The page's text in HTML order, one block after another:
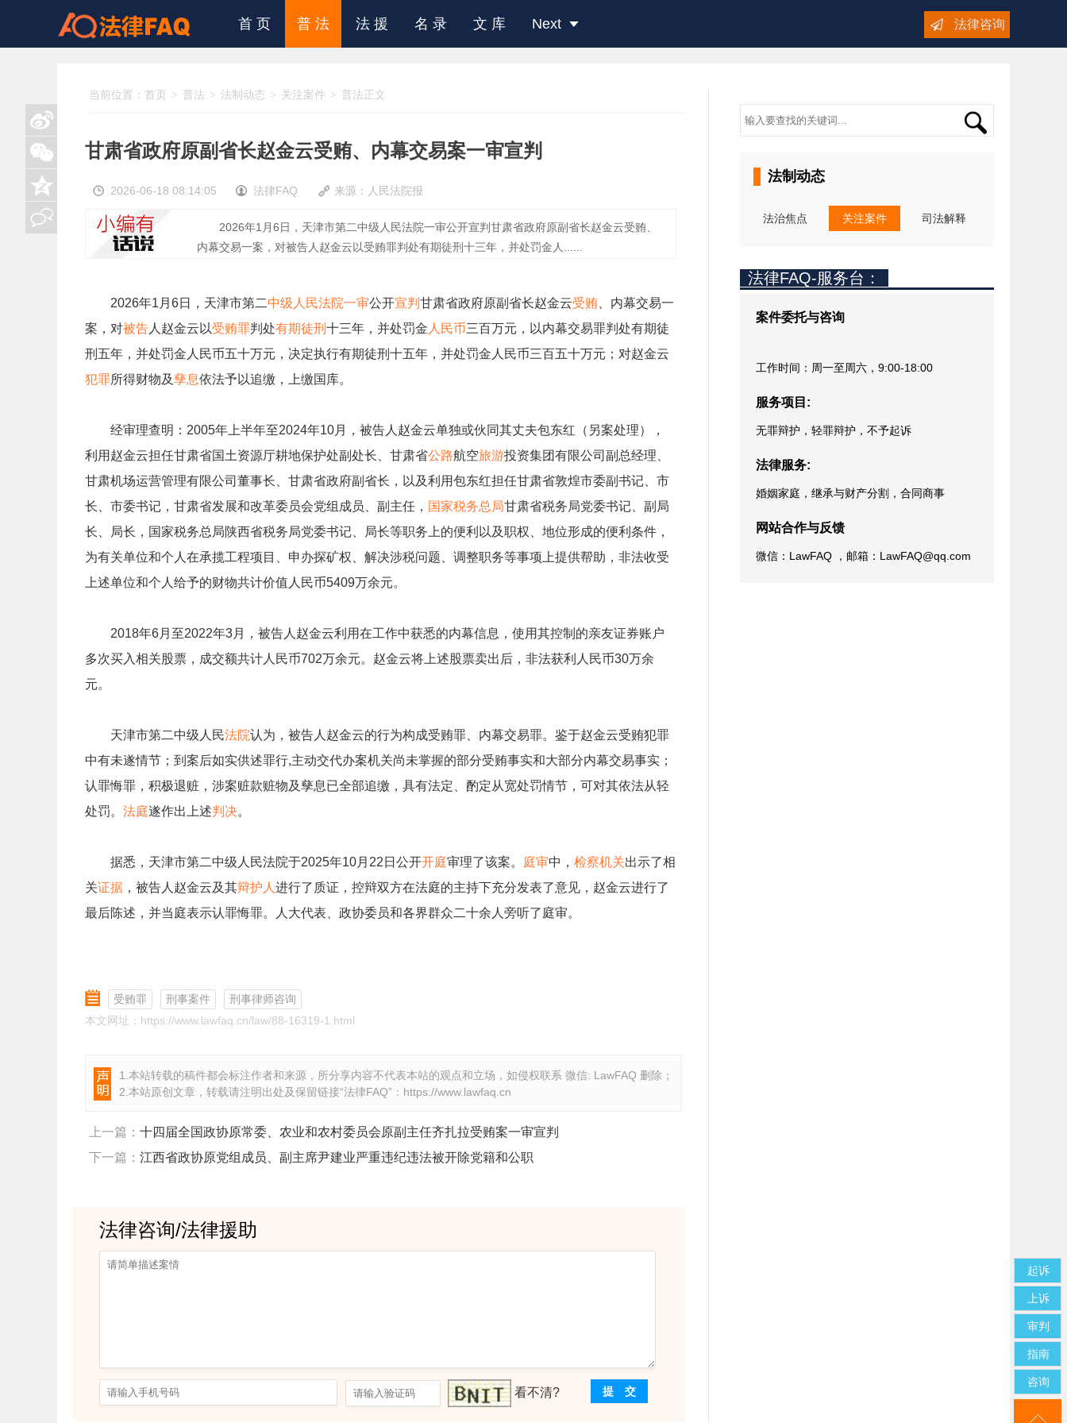
首 页 普 法 法 援 名 录 文 库 Next 法律咨询
当前位置： 首页 普法 法制动态 关注案件 普法正文
甘肃省政府原副省长赵金云受贿、内幕交易案一审宣判
2026-06-18 08:14:05 法律FAQ 来源：人民法院报
2026年1月6日，天津市第二中级人民法院一审公开宣判甘肃省政府原副省长赵金云受贿、
内幕交易一案，对被告人赵金云以受贿罪判处有期徒刑十三年，并处罚金人......
2026年1月6日，天津市第二中级人民法院一审公开宣判 甘肃省政府原副省长赵金云受贿 、内幕交易一
案，对被告 人赵金云以受贿罪判处有期徒刑 十三年，并处罚金 人民币三百万元，以内幕交易罪判处有期徒
刑五年，并处罚金人民币五十万元，决定执行有期徒刑十五年，并处罚金人民币三百五十万元；对赵金云
犯罪所得财物及孳息依法予以追缴，上缴国库。
经审理查明：2005年上半年至2024年10月，被告人赵金云单独或伙同其丈夫包东红（另案处理），
利用赵金云担任甘肃省国土资源厅耕地保护处副处长、甘肃省公路航空旅游投资集团有限公司副总经理、
甘肃机场运营管理有限公司董事长、甘肃省政府副省长，以及利用包东红担任甘肃省敦煌市委副书记、市
长、市委书记，甘肃省发展和改革委员会党组成员、副主任， 国家税务总局甘肃省税务局党委书记、副局
长、局长，国家税务总局陕西省税务局党委书记、局长等职务上的便利以及职权、地位形成的便利条件，
为有关单位和个人在承揽工程项目、申办探矿权、解决涉税问题、调整职务等事项上提供帮助，非法收受
上述单位和个人给予的财物共计价值人民币5409万余元。
2018年6月至2022年3月，被告人赵金云利用在工作中获悉的内幕信息，使用其控制的亲友证券账户
多次买入相关股票，成交额共计人民币702万余元。赵金云将上述股票卖出后，非法获利人民币30万余
元。
天津市第二中级人民法院认为，被告人赵金云的行为构成受贿罪、内幕交易罪。鉴于赵金云受贿犯罪
中有未遂情节；到案后如实供述罪行,主动交代办案机关尚未掌握的部分受贿事实和大部分内幕交易事实；
认罪悔罪，积极退赃，涉案赃款赃物及孳息已全部追缴，具有法定、酌定从宽处罚情节，可对其依法从轻
处罚。 法庭遂作出上述判决。
据悉，天津市第二中级人民法院于2025年10月22日公开开庭审理了该案。 庭审中， 检察机关出示了相
关证据 ，被告人赵金云及其辩护人 进行了质证，控辩双方在法庭的主持下充分发表了意见，赵金云进行了
最后陈述，并当庭表示认罪悔罪。人大代表、政协委员和各界群众二十余人旁听了庭审。
受贿罪 刑事案件
刑事律师咨询
本文网址：https://www.lawfaq.cn/law/88-16319-1.html
1.本站转载的稿件都会标注作者和来源，所分享内容不代表本站的观点和立场，如侵权联系 微信: LawFAQ 删除；
2.本站原创文章，转载请注明出处及保留链接“法律FAQ”： https://www.lawfaq.cn
上一篇： 十四届全国政协原常委、农业和农村委员会原副主任齐扎拉受贿案一审宣判
下一篇： 江西省政协原党组成员、副主席尹建业严重违纪违法被开除党籍和公职
法律咨询/法律援助
看不清? 提 交
法制动态
法治焦点 关注案件 司法解释
法律FAQ-服务台：
案件委托与咨询
工作时间：周一至周六，9:00-18:00
服务项目:
无罪辩护，轻罪辩护，不予起诉
法律服务:
婚姻家庭，继承与财产分割，合同商事
网站合作与反馈
微信：LawFAQ ，邮箱：LawFAQ@qq.com
起诉
上诉
审判
指南
咨询